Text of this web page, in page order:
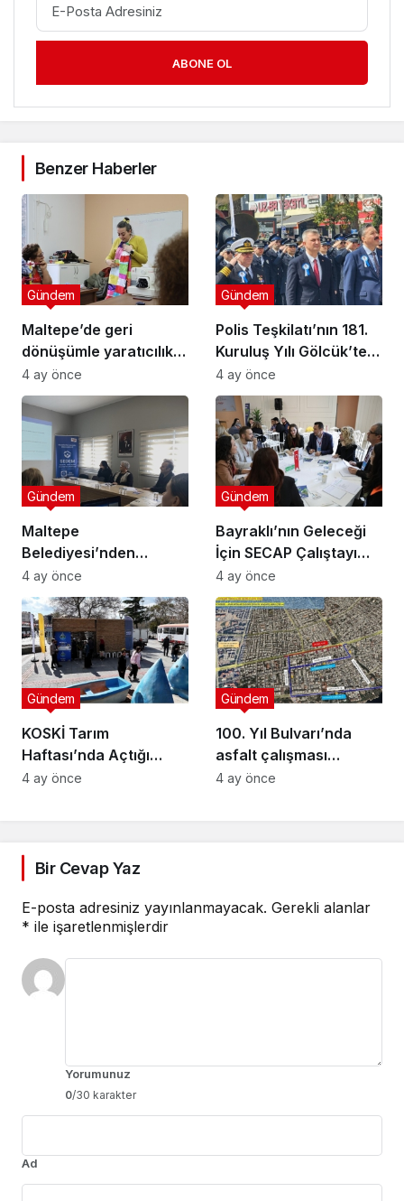
ABONE OL
Benzer Haberler
Maltepe’de geri
dönüşümle yaratıcılık
buluştu
Gündem
4 ay önce
Polis Teşkilatı’nın 181.
Kuruluş Yılı Gölcük’te
Törenle Kutlandı
Gündem
4 ay önce
Maltepe
Belediyesi’nden
Muhtarlara Toplumsal
Cinsiyet Eşitliği
Semineri
Gündem
4 ay önce
Bayraklı’nın Geleceği
İçin SECAP Çalıştayı
Düzenlendi
Gündem
4 ay önce
KOSKİ Tarım
Haftası’nda Açtığı
Stantta Su Tasarrufu
Gündem
4 ay önce
100. Yıl Bulvarı’nda
asfalt çalışması
gerçekleştirilecek
Gündem
4 ay önce
Bir Cevap Yaz
E-posta adresiniz yayınlanmayacak. Gerekli alanlar
* ile işaretlenmişlerdir
Yorumunuz
0/30 karakter
Ad